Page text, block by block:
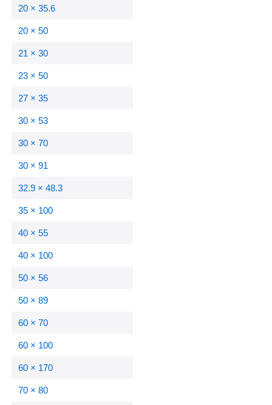
20 × 35.6
20 × 50
21 × 30
23 × 50
27 × 35
30 × 53
30 × 70
30 × 91
32.9 × 48.3
35 × 100
40 × 55
40 × 100
50 × 56
50 × 89
60 × 70
60 × 100
60 × 170
70 × 80